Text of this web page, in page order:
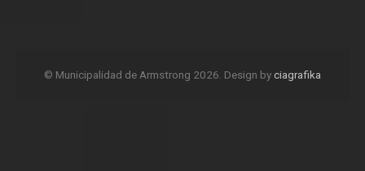
© Municipalidad de Armstrong 2026. Design byciagrafika